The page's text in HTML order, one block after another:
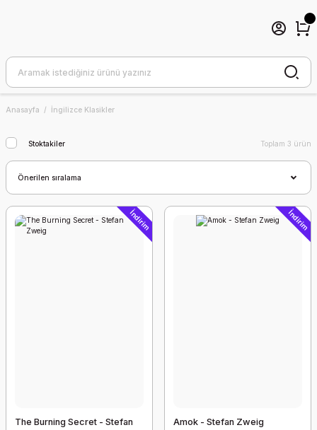
Anasayfa İngilizce Klasikler
Stoktakiler Toplam 3 ürün
İndirim
The Burning Secret - Stefan
İndirim
Amok - Stefan Zweig